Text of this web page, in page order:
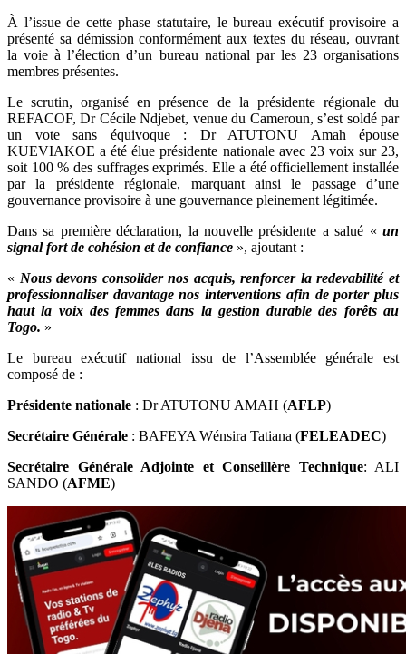
À l’issue de cette phase statutaire, le bureau exécutif provisoire a
présenté sa démission conformément aux textes du réseau, ouvrant
la voie à l’élection d’un bureau national par les 23 organisations
membres présentes.
Le scrutin, organisé en présence de la présidente régionale du
REFACOF, Dr Cécile Ndjebet, venue du Cameroun, s’est soldé par
un vote sans équivoque : Dr ATUTONU Amah épouse
KUEVIAKOE a été élue présidente nationale avec 23 voix sur 23,
soit 100 % des suffrages exprimés. Elle a été officiellement installée
par la présidente régionale, marquant ainsi le passage d’une
gouvernance provisoire à une gouvernance pleinement légitimée.
Dans sa première déclaration, la nouvelle présidente a salué « un
signal fort de cohésion et de confiance », ajoutant :
« Nous devons consolider nos acquis, renforcer la redevabilité et
professionnaliser davantage nos interventions afin de porter plus
haut la voix des femmes dans la gestion durable des forêts au
Togo. »
Le bureau exécutif national issu de l’Assemblée générale est
composé de :
Présidente nationale : Dr ATUTONU AMAH (AFLP)
Secrétaire Générale : BAFEYA Wénsira Tatiana (FELEADEC)
Secrétaire Générale Adjointe et Conseillère Technique: ALI
SANDO (AFME)